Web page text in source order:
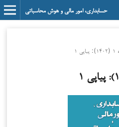
حسابداری، امور مالی و هوش محاسباتی